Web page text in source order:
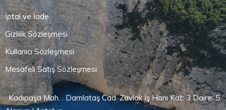
İptal ve İade
Gizlilik Sözleşmesi
Kullanıcı Sözleşmesi
Mesafeli Satış Sözleşmesi
Kadıpaşa Mah. . Damlataş Cad. Zavlak İş Hanı Kat: 3 Daire: 5